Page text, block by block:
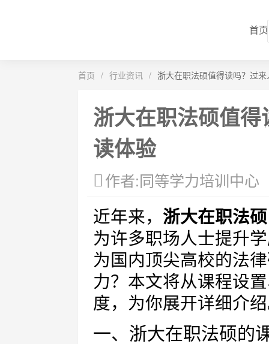
首页
首页 / 行业资讯 / 浙大在职法硕值得读吗？过
浙大在职法硕值
读体验
作者:同等学力培训中心
近年来， 浙大在职法硕
为许多职场人士提升
为国内顶尖高校的法
力？本文将从课程设
度，为你展开详细介
一、浙大在职法硕的